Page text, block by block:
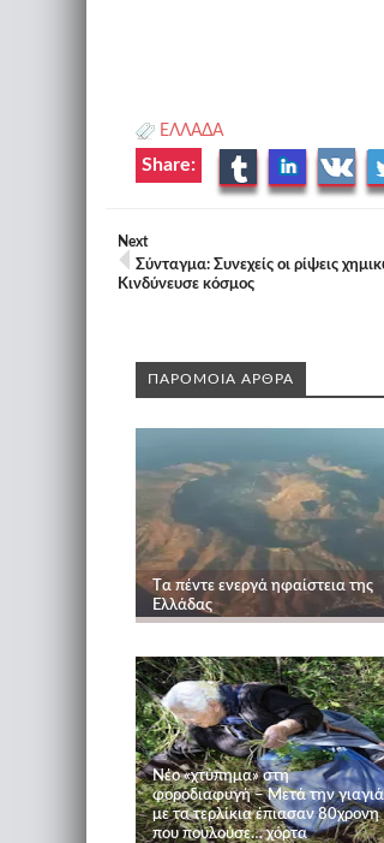
ΕΛΛΑΔΑ
Share:
Next
Σύνταγμα: Συνεχείς οι ρίψεις
Κινδύνευσε κόσμος
ΠΑΡΟΜΟΙΑ ΑΡΘΡΑ
Tα πέντε ενεργά ηφαίστεια της
Ελλάδας
Νέο «χτύπημα» στη
φοροδιαφυγή – Μετά την γιαγιά
με τα τερλίκια έπιασαν 80χρονη
που πουλούσε… χόρτα